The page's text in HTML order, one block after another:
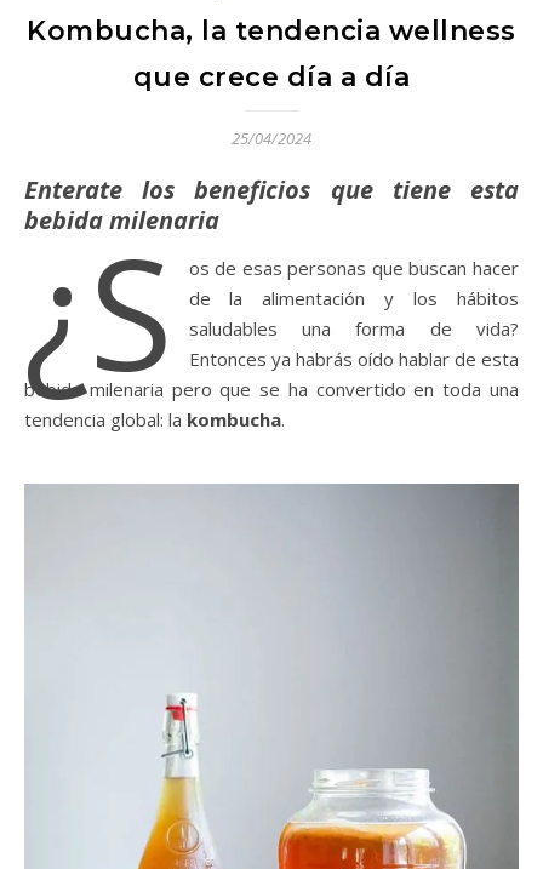
Kombucha, la tendencia wellness
que crece día a día
25/04/2024
Enterate los beneficios que tiene esta
bebida milenaria
¿S
os de esas personas que buscan hacer
de la alimentación y los hábitos
saludables una forma de vida?
Entonces ya habrás oído hablar de esta
bebida milenaria pero que se ha convertido en toda una
tendencia global: la kombucha.